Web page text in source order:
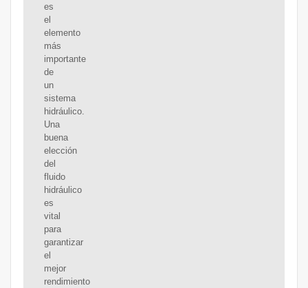
es
el
elemento
más
importante
de
un
sistema
hidráulico.
Una
buena
elección
del
fluido
hidráulico
es
vital
para
garantizar
el
mejor
rendimiento